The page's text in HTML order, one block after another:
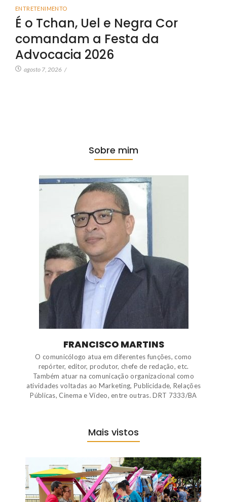
ENTRETENIMENTO
É o Tchan, Uel e Negra Cor
comandam a Festa da
Advocacia 2026
agosto 7, 2026 /
Sobre mim
FRANCISCO MARTINS
O comunicólogo atua em diferentes funções, como
repórter, editor, produtor, chefe de redação, etc.
Também atuar na comunicação organizacional como
atividades voltadas ao Marketing, Publicidade, Relações
Públicas, Cinema e Vídeo, entre outras. DRT 7333/BA
Mais vistos